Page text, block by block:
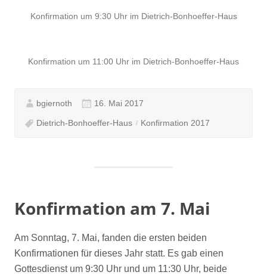
Konfirmation um 9:30 Uhr im Dietrich-Bonhoeffer-Haus
Konfirmation um 11:00 Uhr im Dietrich-Bonhoeffer-Haus
bgiernoth 16. Mai 2017
Dietrich-Bonhoeffer-Haus Konfirmation 2017
Konfirmation am 7. Mai
Am Sonntag, 7. Mai, fanden die ersten beiden
Konfirmationen für dieses Jahr statt. Es gab einen
Gottesdienst um 9:30 Uhr und um 11:30 Uhr, beide